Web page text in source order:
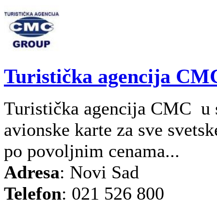
Turistička agencija
Turistička agencija CMC u
avionske karte za sve
po povoljnim cenama...
Adresa: Novi Sad
Telefon: 021 526 800